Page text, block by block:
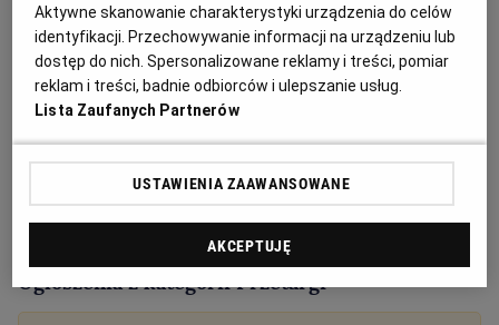
Ogłoszenia z kategorii Przetargi
Aktywne skanowanie charakterystyki urządzenia do celów
identyfikacji. Przechowywanie informacji na urządzeniu lub
dostęp do nich. Spersonalizowane reklamy i treści, pomiar
reklam i treści, badnie odbiorców i ulepszanie usług.
Lista Zaufanych Partnerów
USTAWIENIA ZAAWANSOWANE
AKCEPTUJĘ